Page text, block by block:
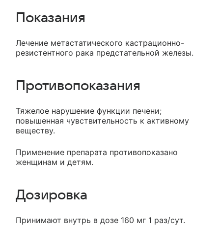
Показания
Лечение метастатического кастрационно-
резистентного рака предстательной железы.
Противопоказания
Тяжелое нарушение функции печени;
повышенная чувствительность к активному
веществу.
Применение препарата противопоказано
женщинам и детям.
Дозировка
Принимают внутрь в дозе 160 мг 1 раз/сут.